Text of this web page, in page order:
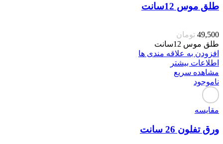
طلق موس 12سانت
49,500 تومان
طلق موس 12سانت
افزودن به علاقه مندی ها
اطلاعات بیشتر
مشاهده سریع
ناموجود
مقایسه
ورق تفلون 26 سانت